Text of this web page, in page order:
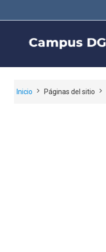
Inicio Páginas del sitio